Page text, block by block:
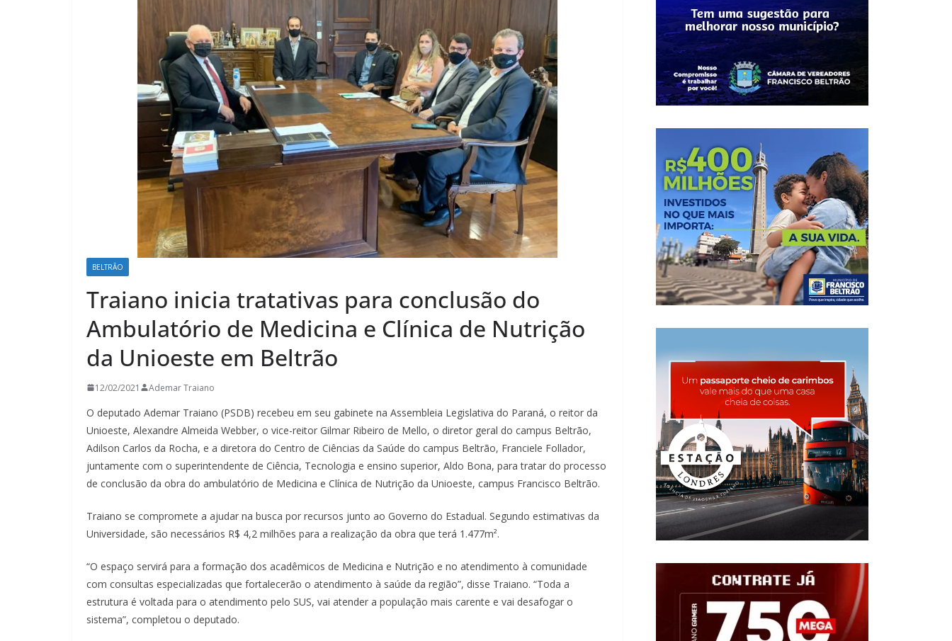
BELTRÃO
Traiano inicia tratativas para conclusão do
Ambulatório de Medicina e Clínica de Nutrição
da Unioeste em Beltrão
12/02/2021 Ademar Traiano
O deputado Ademar Traiano (PSDB) recebeu em seu gabinete na Assembleia Legislativa do Paraná, o reitor da
Unioeste, Alexandre Almeida Webber, o vice-reitor Gilmar Ribeiro de Mello, o diretor geral do campus Beltrão,
Adilson Carlos da Rocha, e a diretora do Centro de Ciências da Saúde do campus Beltrão, Franciele Follador,
juntamente com o superintendente de Ciência, Tecnologia e ensino superior, Aldo Bona, para tratar do processo
de conclusão da obra do ambulatório de Medicina e Clínica de Nutrição da Unioeste, campus Francisco Beltrão.
Traiano se compromete a ajudar na busca por recursos junto ao Governo do Estadual. Segundo estimativas da
Universidade, são necessários R$ 4,2 milhões para a realização da obra que terá 1.477m².
“O espaço servirá para a formação dos acadêmicos de Medicina e Nutrição e no atendimento à comunidade
com consultas especializadas que fortalecerão o atendimento à saúde da região”, disse Traiano. “Toda a
estrutura é voltada para o atendimento pelo SUS, vai atender a população mais carente e vai desafogar o
sistema”, completou o deputado.